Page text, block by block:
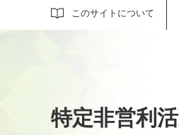
このサイトについて
サイト内検索
特定非営利